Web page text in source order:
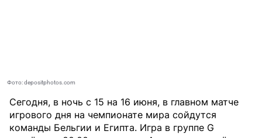
Фото: depositphotos.com
Сегодня, в ночь с 15 на 16 июня, в главном матче
игрового дня на чемпионате мира сойдутся
команды Бельгии и Египта. Игра в группе G